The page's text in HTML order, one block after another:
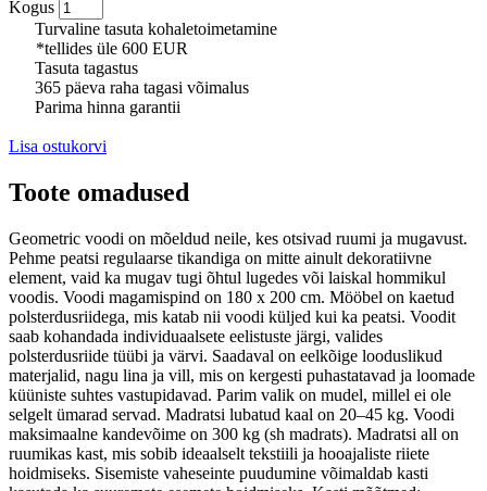
Kogus
Turvaline tasuta kohaletoimetamine
*tellides üle 600 EUR
Tasuta tagastus
365 päeva raha tagasi võimalus
Parima hinna garantii
Lisa ostukorvi
Toote omadused
Geometric voodi on mõeldud neile, kes otsivad ruumi ja mugavust.
Pehme peatsi regulaarse tikandiga on mitte ainult dekoratiivne
element, vaid ka mugav tugi õhtul lugedes või laiskal hommikul
voodis. Voodi magamispind on 180 x 200 cm. Mööbel on kaetud
polsterdusriidega, mis katab nii voodi küljed kui ka peatsi. Voodit
saab kohandada individuaalsete eelistuste järgi, valides
polsterdusriide tüübi ja värvi. Saadaval on eelkõige looduslikud
materjalid, nagu lina ja vill, mis on kergesti puhastatavad ja loomade
küüniste suhtes vastupidavad. Parim valik on mudel, millel ei ole
selgelt ümarad servad. Madratsi lubatud kaal on 20–45 kg. Voodi
maksimaalne kandevõime on 300 kg (sh madrats). Madratsi all on
ruumikas kast, mis sobib ideaalselt tekstiili ja hooajaliste riiete
hoidmiseks. Sisemiste vaheseinte puudumine võimaldab kasti